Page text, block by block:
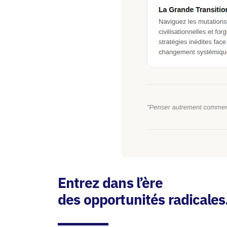
Entrez dans l’ère
des opportunités